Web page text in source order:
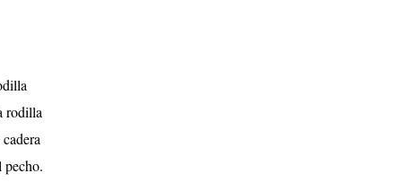
rodilla
pecho.